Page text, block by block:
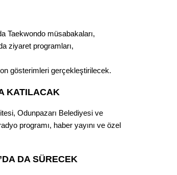
Taekwondo müsabakaları,
ziyaret programları,
gösterimleri gerçekleştirilecek.
KATILACAK
Odunpazarı Belediyesi ve
programı, haber yayını ve özel
DA SÜRECEK